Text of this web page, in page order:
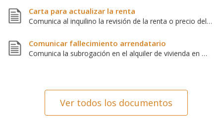
Carta para actualizar la renta
Comunica al inquilino la revisión de la renta o precio del alquiler
Comunicar fallecimiento arrendatario
Comunica la subrogación en el alquiler de vivienda en menos de 3 meses
Ver todos los documentos